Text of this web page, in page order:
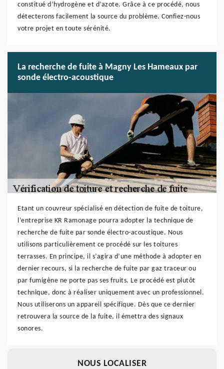
constitué d’hydrogène et d’azote. Grâce à ce procédé, nous
détecterons facilement la source du problème. Confiez-nous
votre projet en toute sérénité.
La recherche de fuite à Magny Les Hameaux par
sonde électro-acoustique
Etant un couvreur spécialisé en détection de fuite de toiture,
l’entreprise KR Ramonage pourra adopter la technique de
recherche de fuite par sonde électro-acoustique. Nous
utilisons particulièrement ce procédé sur les toitures
terrasses. En principe, il s’agira d’une méthode à adopter en
dernier recours, si la recherche de fuite par gaz traceur ou
par fumigène ne porte pas ses fruits. Le procédé est plutôt
technique, donc à réaliser uniquement avec un professionnel.
Nous utiliserons un appareil spécifique. Dès que ce dernier
retrouvera la source de la fuite, il émettra des signaux
sonores.
NOUS LOCALISER